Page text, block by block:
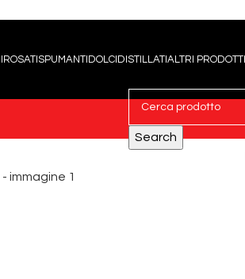
ROSATI SPUMANTI DOLCI DISTILLATI ALTRI PRODOTTI
Search